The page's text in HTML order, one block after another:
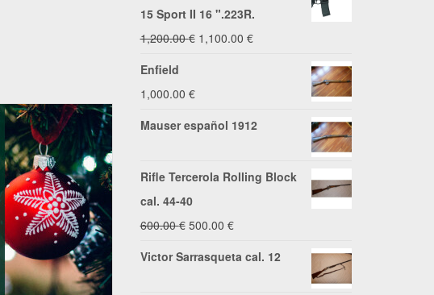
15 Sport II 16 ".223R.
1,200.00€ El
1,200.00 €.
1,100.00 €El
1,100.00 €.
Enfield
1,000.00 €
Mauser español 1912
Rifle Tercerola Rolling Block
cal. 44-40
600.00€ El
500.00 €El
precio
Victor Sarrasqueta cal. 12